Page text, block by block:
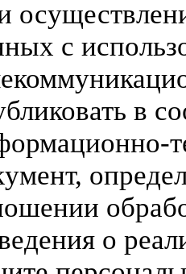
с
в
о